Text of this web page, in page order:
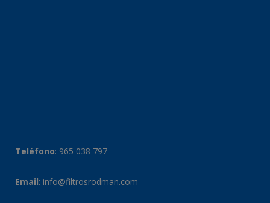
Teléfono: 965 038 797
Email: info@filtrosrodman.com